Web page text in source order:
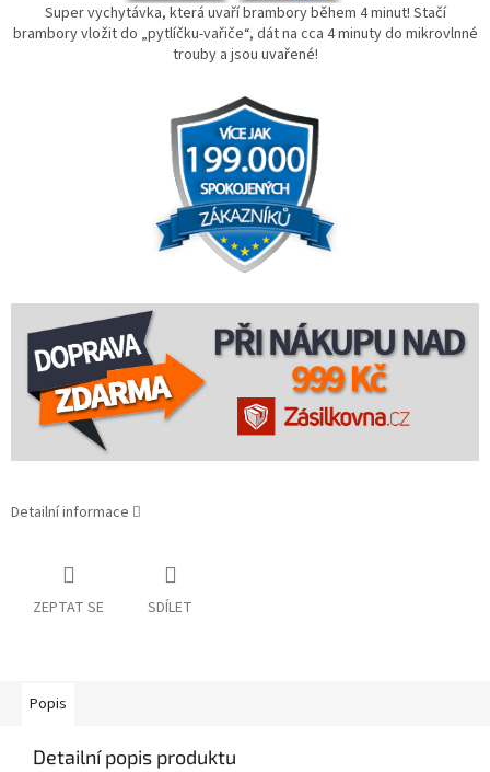
Super vychytávka, která uvaří brambory během 4 minut! Stačí
brambory vložit do „pytlíčku-vařiče“, dát na cca 4 minuty do mikrovlnné
trouby a jsou uvařené!
Detailní informace
ZEPTAT SE SDÍLET
Popis
Detailní popis produktu